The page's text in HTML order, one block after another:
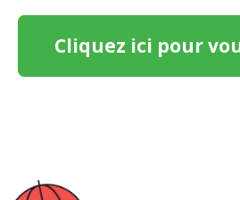
Cliquez ici pour